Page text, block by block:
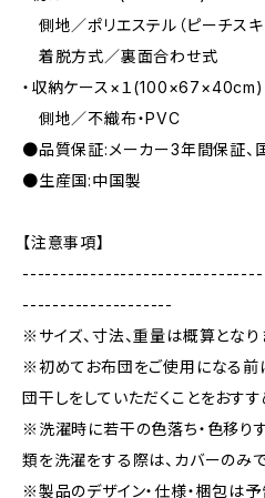
側地／ポリエステル（ピーチスキ
着脱方式／裏面合わせ式
・収納ケース×１(100×67×40cm)
側地／不織布・PVC
●品質保証:メーカー3年間保証
●生産国:中国製
【注意事項】
--------------------
※サイズ、寸法、重量は概算となり
※初めてお布団をご使用になる前
団干しをしていただくことをおすす
※洗濯時に若干の色落ち・色移り
類を洗濯をする際は、カバーのみ
※製品のデザイン・仕様・梱包は